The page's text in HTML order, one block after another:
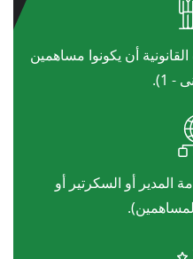
أن يكونوا مساهمين
- 1).
المدير أو السكرتير أو